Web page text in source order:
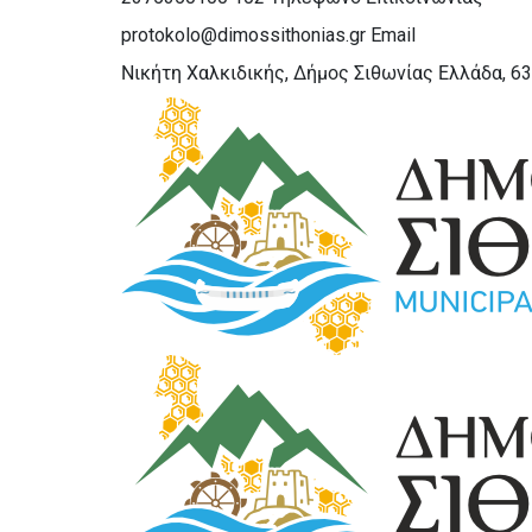
protokolo@dimossithonias.gr Email
Νικήτη Χαλκιδικής, Δήμος Σιθωνίας Ελλάδα,